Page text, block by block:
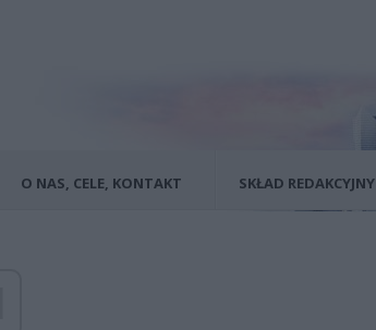
O NAS, CELE, KONTAKT SKŁAD REDAKCYJNY